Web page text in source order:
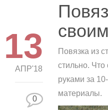
13
АПР'18
0
Повязка из
стильно.
руками за
материалы.